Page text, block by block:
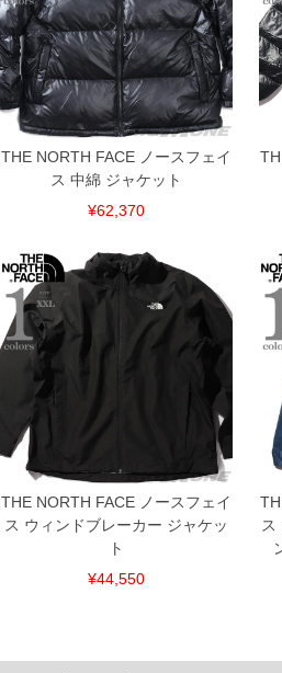
DETAIL
THE NORTH FACE ノースフェイ
ス 中綿 ジャケット
¥62,370
THE NORTH FACE ノースフェイ
ス ウィンドブレーカー ジャケッ
ト
¥44,550
ス